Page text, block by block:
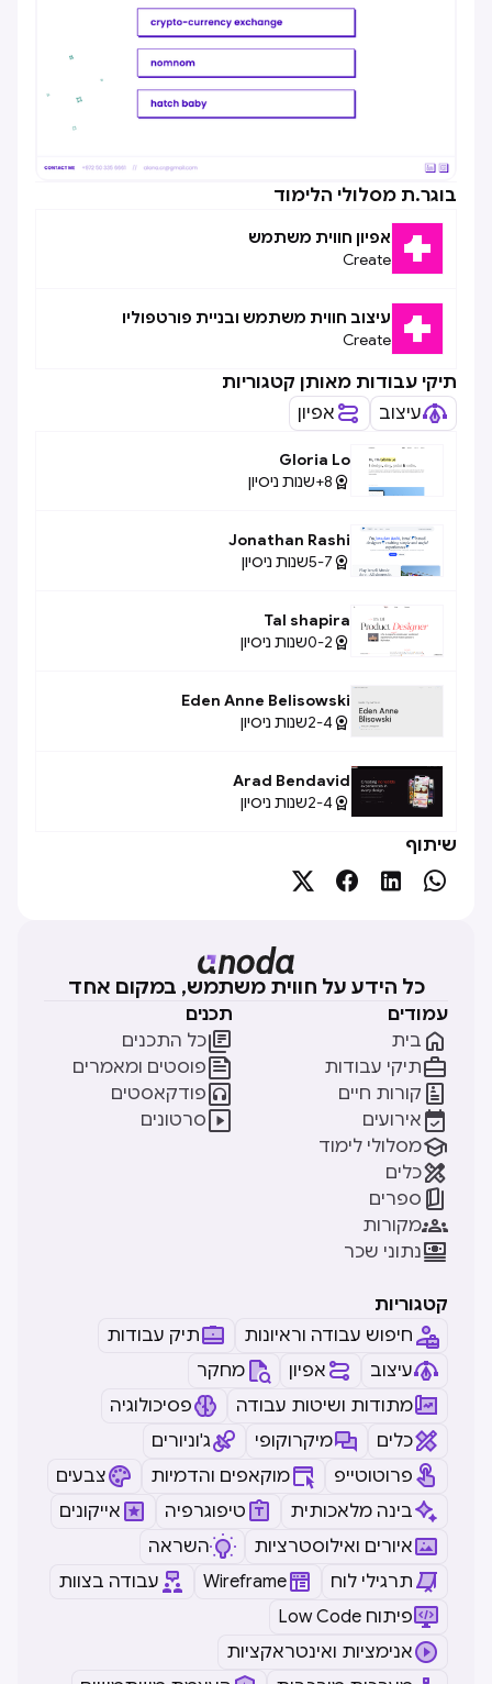
בוגר.ת מסלולי הלימוד
אפיון חווית משתמש
Create
עיצוב חווית משתמש ובניית פורטפוליו
Create
תיקי עבודות מאותן קטגוריות
עיצוב
אפיון
Gloria Lo

8+ שנות ניסיון
Jonathan Rashi

5-7שנות ניסיון
Tal shapira

0-2שנות ניסיון
Eden Anne Belisowski

2-4שנות ניסיון
Arad Bendavid

2-4שנות ניסיון
שיתוף




כל הידע על חווית משתמש, במקום אחד
עמודים
בית 
תיקי עבודות
קורות חיים 
אירועים 
מסלולי לימוד
כלים
ספרים 
מקורות
נתוני שכר
תכנים
כל התכנים
פוסטים ומאמרים
פודקאסטים
סרטונים
קטגוריות
חיפוש עבודה וראיונות
תיק עבודות
עיצוב
אפיון
מחקר
מתודות ושיטות עבודה
פסיכולוגיה
כלים
מיקרוקופי
ג'וניורים
פרוטוטייפ
מוקאפים והדמיות
צבעים
בינה מלאכותית
טיפוגרפיה
אייקונים
איורים ואילוסטרציות
השראה
תרגילי לוח
Wireframe
עבודה בצוות
Low Code פיתוח
אנימציות ואינטראקציות